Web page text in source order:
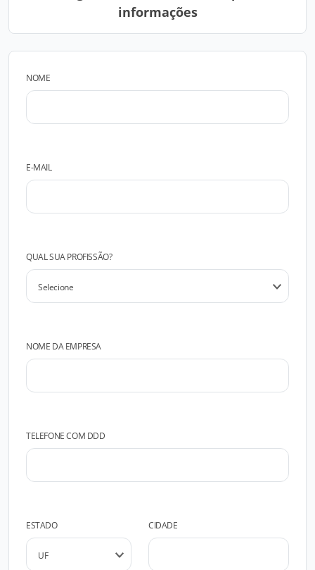
informações
NOME
E-MAIL
QUAL SUA PROFISSÃO?
NOME DA EMPRESA
TELEFONE COM DDD
ESTADO CIDADE